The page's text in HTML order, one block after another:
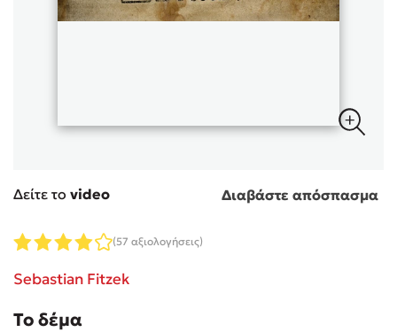
Κώστας Κρομμύδας
Το λιμάνι μου είσαι εσύ
Δείτε το video Διαβάστε απόσπασμα
(57 αξιολογήσεις)
Sebastian Fitzek
Το δέμα